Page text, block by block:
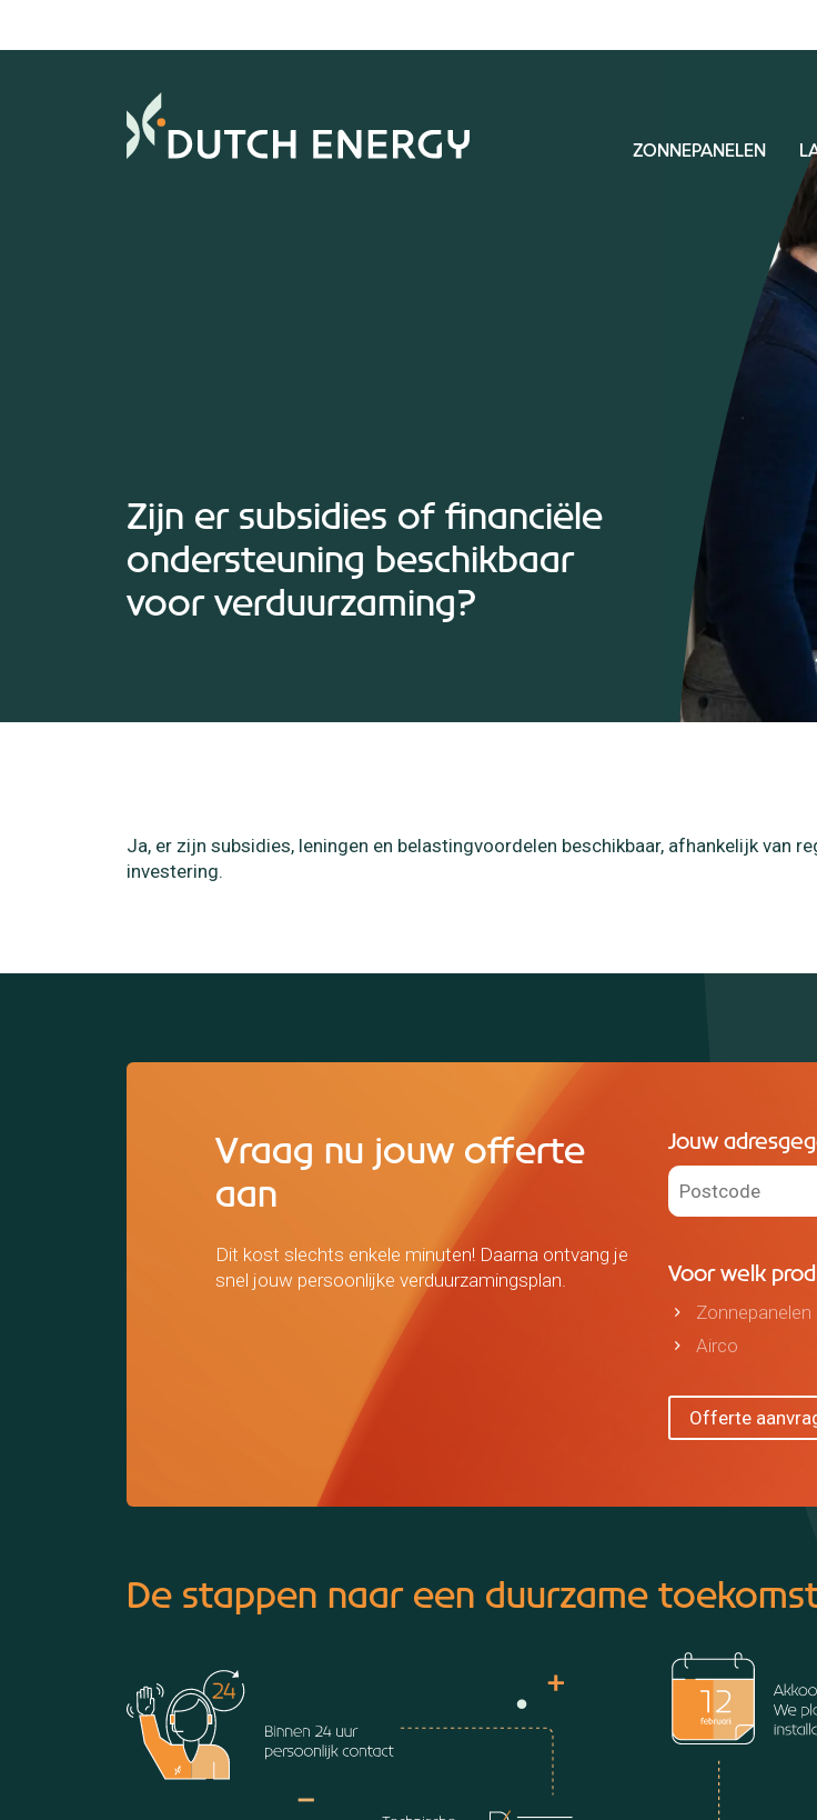
ZONNEPANELEN
Zijn er subsidies of financiële
ondersteuning beschikbaar
voor verduurzaming?
Ja, er zijn subsidies, leningen en belastingvoordelen beschikbaar, afhankelijk van
investering.
Vraag nu jouw offerte
aan
Dit kost slechts enkele minuten! Daarna ontvang je
snel jouw persoonlijke verduurzamingsplan.
Jouw
Voor welk
Zonnepanelen
Airco
Offerte
De stappen naar een duurzame